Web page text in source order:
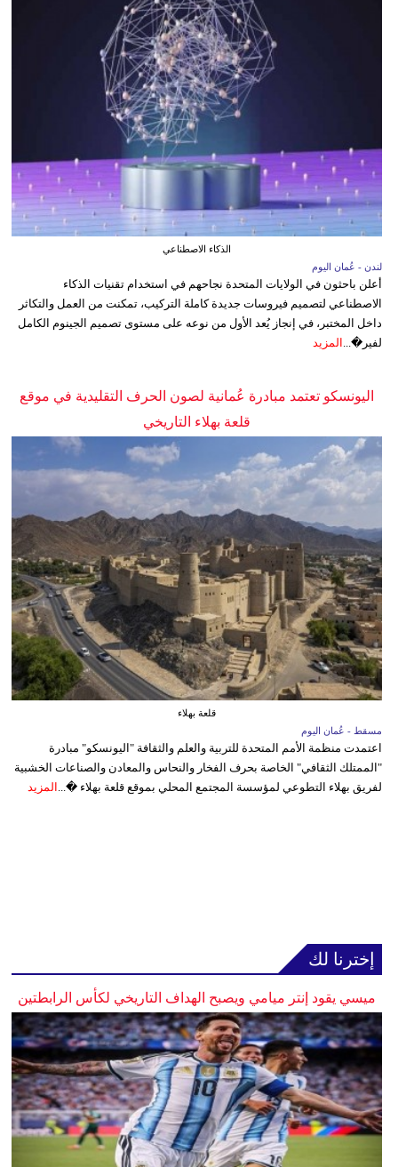
الذكاء الاصطناعي
لندن - عُمان اليوم
أعلن باحثون في الولايات المتحدة نجاحهم في استخدام تقنيات الذكاء
الاصطناعي لتصميم فيروسات جديدة كاملة التركيب، تمكنت من العمل والتكاثر
داخل المختبر، في إنجاز يُعد الأول من نوعه على مستوى تصميم الجينوم الكامل
لفير�... المزيد
اليونسكو تعتمد مبادرة عُمانية لصون الحرف التقليدية في موقع
قلعة بهلاء التاريخي
قلعة بهلاء
مسقط - عُمان اليوم
اعتمدت منظمة الأمم المتحدة للتربية والعلم والثقافة "اليونسكو" مبادرة
"الممتلك الثقافي" الخاصة بحرف الفخار والنحاس والمعادن والصناعات الخشبية
لفريق بهلاء التطوعي لمؤسسة المجتمع المحلي بموقع قلعة بهلاء �... المزيد
إخترنا لك
ميسي يقود إنتر ميامي ويصبح الهداف التاريخي لكأس الرابطتين